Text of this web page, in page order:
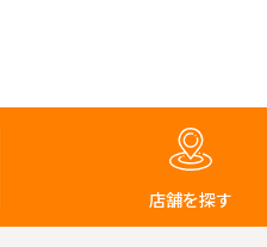
店舗を探す